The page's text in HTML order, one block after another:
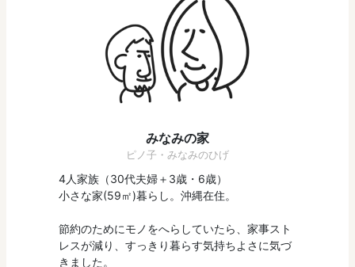
みなみの家
ピノ子・みなみのひげ
4人家族（30代夫婦＋3歳・6歳）
小さな家(59㎡)暮らし。沖縄在住。
節約のためにモノをへらしていたら、家事スト
レスが減り、すっきり暮らす気持ちよさに気づ
きました。